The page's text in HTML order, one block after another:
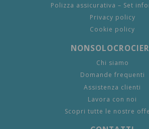
Polizza assicurativa – Set
Privacy policy
Cookie policy
Chi siamo
Domande frequenti
Assistenza clienti
Lavora con noi
Scopri tutte le nostre